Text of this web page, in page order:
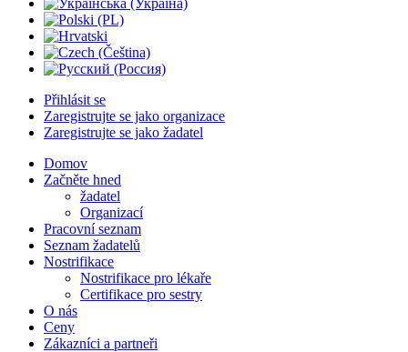
Přihlásit se
Zaregistrujte se jako organizace
Zaregistrujte se jako žadatel
Domov
Začněte hned
žadatel
Organizací
Pracovní seznam
Seznam žadatelů
Nostrifikace
Nostrifikace pro lékaře
Certifikace pro sestry
O nás
Ceny
Zákazníci a partneři